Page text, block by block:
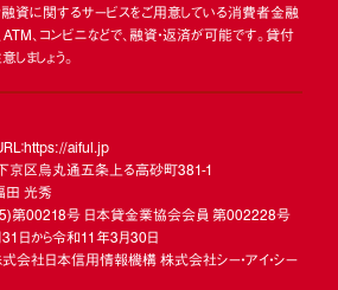
融資に関するサービスをご用意している消費者金融
ATM、コンビニなどで、融資・返済が可能です。貸付
ましょう。
：https://aiful.jp
京区烏丸通五条上る高砂町381-1
田 光秀
第00218号 日本貸金業協会会員 第002228号
日から令和11年3月30日
会社日本信用情報機構 株式会社シー・アイ・シー